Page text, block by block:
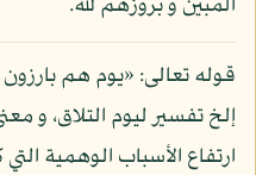
المبين و بروزهم لله.
قوله تعالى: «يوم هم
إلخ تفسير ليوم التلاق، و
ارتفاع الأسباب الوهمية